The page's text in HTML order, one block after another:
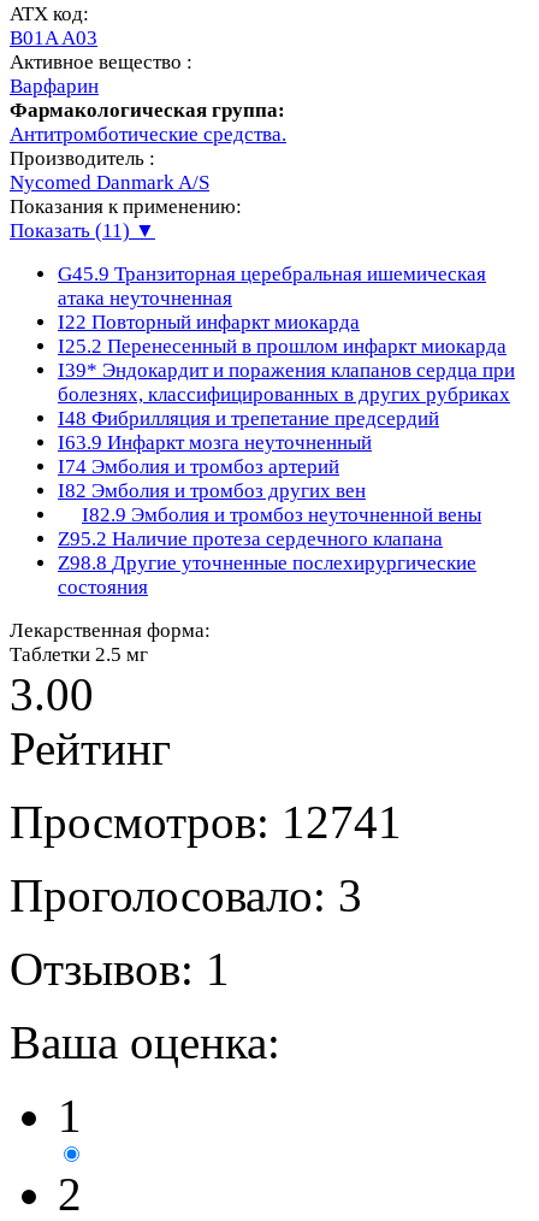
ATX код:
B01A A03
Активное вещество :
Варфарин
Фармакологическая группа:
Антитромботические средства.
Производитель :
Nycomed Danmark A/S
Показания к применению:
Показать (11) ▼
G45.9 Транзиторная церебральная ишемическая
атака неуточненная
I22 Повторный инфаркт миокарда
I25.2 Перенесенный в прошлом инфаркт миокарда
I39* Эндокардит и поражения клапанов сердца при
болезнях, классифицированных в других рубриках
I48 Фибрилляция и трепетание предсердий
I63.9 Инфаркт мозга неуточненный
I74 Эмболия и тромбоз артерий
I82 Эмболия и тромбоз других вен
I82.9 Эмболия и тромбоз неуточненной вены
Z95.2 Наличие протеза сердечного клапана
Z98.8 Другие уточненные послехирургические
состояния
Лекарственная форма:
Таблетки 2.5 мг
3.00
Рейтинг
Просмотров: 12741
Проголосовало: 3
Отзывов: 1
Ваша оценка:
1
2